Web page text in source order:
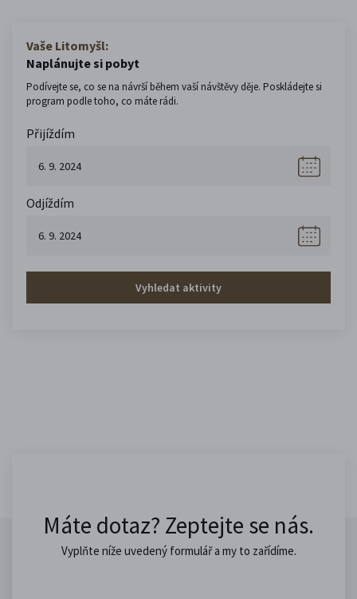
Vaše Litomyšl:
Naplánujte si pobyt
Podívejte se, co se na návrší během vaší návštěvy děje. Poskládejte si
program podle toho, co máte rádi.
Přijíždím
Odjíždím
Vyhledat aktivity
Máte dotaz? Zeptejte se nás.
Vyplňte níže uvedený formulář a my to zařídíme.